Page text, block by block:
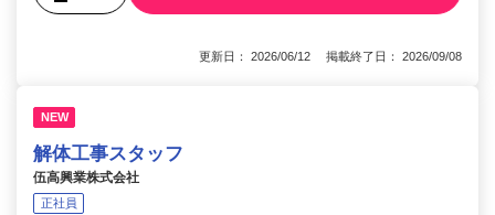
更新日： 2026/06/12 掲載終了日： 2026/09/08
NEW
解体工事スタッフ
伍高興業株式会社
正社員